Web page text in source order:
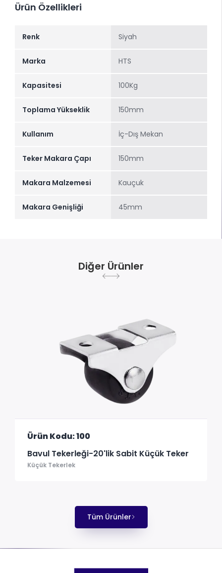
Ürün Özellikleri
Renk Siyah
Marka HTS
Kapasitesi 100Kg
Toplama Yükseklik 150mm
Kullanım İç-Dış Mekan
Teker Makara Çapı 150mm
Makara Malzemesi Kauçuk
Makara Genişliği 45mm
Diğer Ürünler
Ürün Kodu: 100
Bavul Tekerleği-20'lik Sabit Küçük Teker
Küçük Tekerlek
Tüm Ürünler